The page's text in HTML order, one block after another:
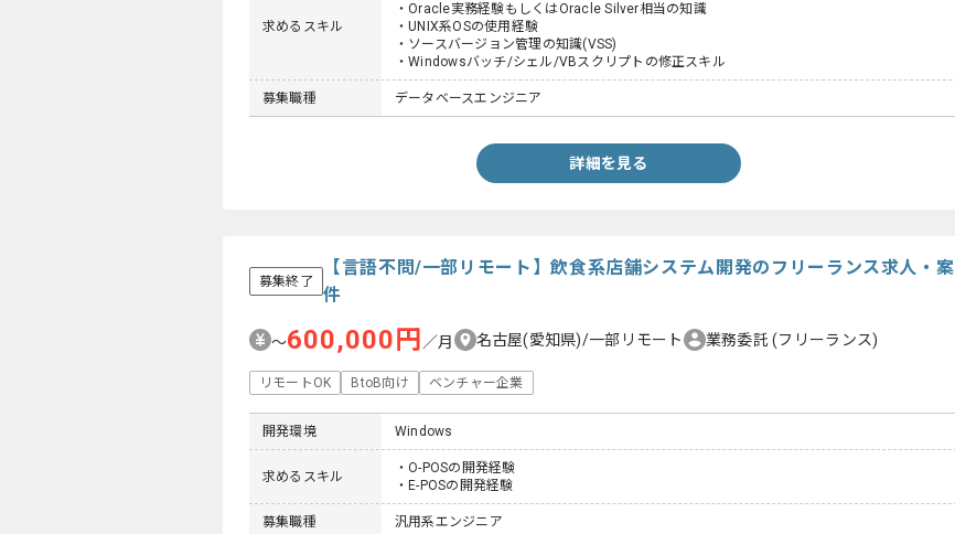
求めるスキル
・Oracle実務経験もしくはOracle Silver相当の知識
・UNIX系OSの使用経験
・ソースバージョン管理の知識(VSS)
・Windowsバッチ/シェル/VBスクリプトの修正スキル
募集職種 データベースエンジニア
詳細を見る
募集終了
【言語不問/一部リモート】飲食系店舗システム開発のフリーランス求人・案
件
〜600,000円 ／月 名古屋(愛知県)/一部リモート 業務委託(フリーランス)
リモートOK BtoB向け ベンチャー企業
開発環境 Windows
求めるスキル
・O-POSの開発経験
・E-POSの開発経験
募集職種 汎用系エンジニア